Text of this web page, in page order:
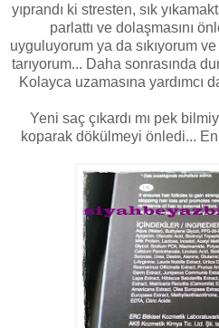
yıprandı ki stresten, sık
parlattı ve dolaşmasını
uyguluyorum ya da sıkıyorum
tarıyorum... Daha sonrasında
Kolayca uzamasına yardımcı
Yeni saç çıkardı mı pek
koparak dökülmeyi önledi...